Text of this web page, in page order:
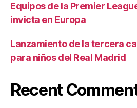
Equipos de la Premier
invicta en Europa
Lanzamiento de la tercera
para niños del Real Madrid
Recent